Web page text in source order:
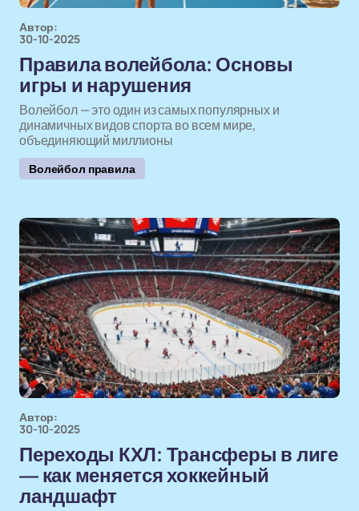
Автор:
30-10-2025
Правила волейбола: Основы
игры и нарушения
Волейбол — это один из самых популярных и
динамичных видов спорта во всем мире,
объединяющий миллионы
Волейбол правила
Автор:
30-10-2025
Переходы КХЛ: Трансферы в лиге
— как меняется хоккейный
ландшафт